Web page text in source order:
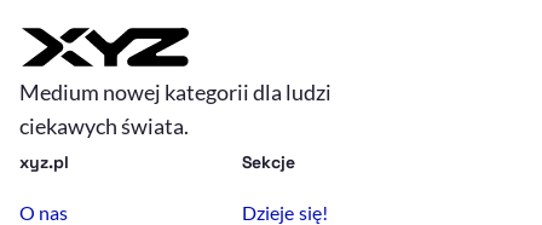
Medium nowej kategorii dla ludzi
ciekawych świata.
xyz.pl
O nas
Sekcje
Dzieje się!